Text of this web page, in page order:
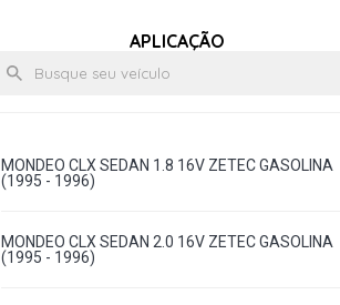
APLICAÇÃO
MONDEO CLX SEDAN 1.8 16V ZETEC GASOLINA
(1995 - 1996)
MONDEO CLX SEDAN 2.0 16V ZETEC GASOLINA
(1995 - 1996)